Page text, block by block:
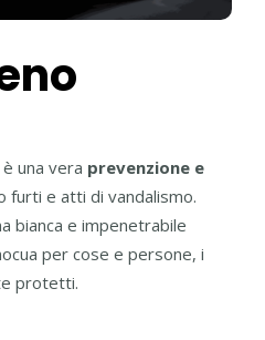
è una vera prevenzione e
furti e atti di vandalismo.
bianca e impenetrabile
per cose e persone, i
protetti.